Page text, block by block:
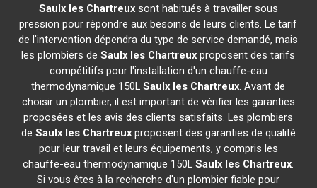
Saulx les Chartreuxsont habitués à travailler sous
pression pour répondre aux besoins de leurs clients. Le tarif
de l'intervention dépendra du type de service demandé, mais
les plombiers deSaulx les Chartreux proposent des tarifs
compétitifs pour l'installation d'un chauffe-eau
thermodynamique 150LSaulx les Chartreux. Avant de
choisir un plombier, il est important de vérifier les garanties
proposées et les avis des clients satisfaits. Les plombiers
de Saulx les Chartreuxproposent des garanties de qualité
pour leur travail et leurs équipements, y compris les
chauffe-eau thermodynamique 150LSaulx les Chartreux.
Si vous êtes à la recherche d'un plombier fiable pour